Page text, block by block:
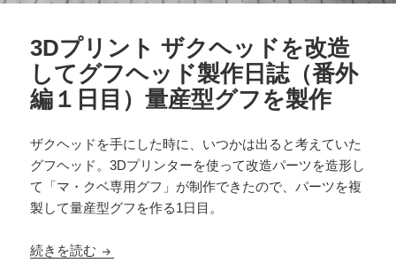
3Dプリント ザクヘッドを改造
してグフヘッド製作日誌（番外
編１日目）量産型グフを製作
ザクヘッドを手にした時に、いつかは出ると考えていた
グフヘッド。3Dプリンターを使って改造パーツを造形し
て「マ・クベ専用グフ」が制作できたので、パーツを複
製して量産型グフを作る1日目。
続きを読む 3Dプリント ザクヘッドを改造してグフヘッド製